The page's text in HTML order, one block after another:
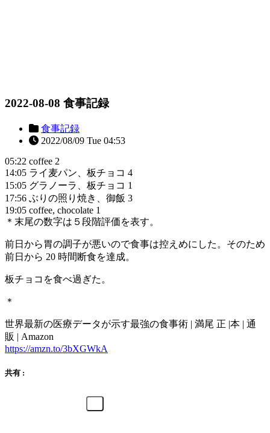
2022-08-08 食事記録
食事記録
2022/08/09 Tue 04:53
05:22 coffee 2
14:05 ライ麦パン、板チョコ 4
15:05 グラノーラ、板チョコ 1
17:56 ぶりの照り焼き、御飯 3
19:05 coffee, chocolate 1
＊末尾の数字は５段階評価を表す。
前日から胃の調子が悪いので食事は控えめにした。そのため
前日から 20 時間断食を達成。
板チョコを食べ過ぎた。
＊
世界最新の医療データが示す最強の食事術 | 満尾 正 |本 | 通
販 | Amazon
https://amzn.to/3bXGWkA
共有 :